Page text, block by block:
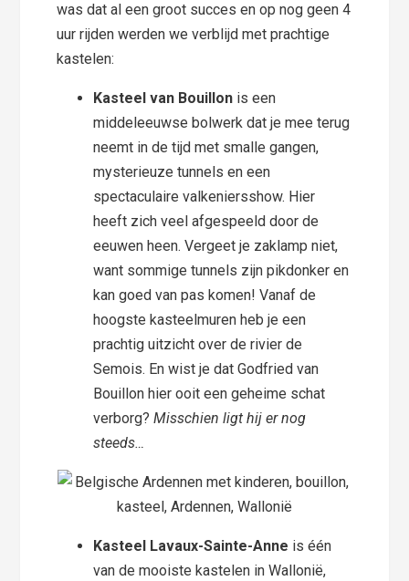
was dat al een groot succes en op nog geen 4
uur rijden werden we verblijd met prachtige
kastelen:
Kasteel van Bouillon is een
middeleeuwse bolwerk dat je mee terug
neemt in de tijd met smalle gangen,
mysterieuze tunnels en een
spectaculaire valkeniersshow. Hier
heeft zich veel afgespeeld door de
eeuwen heen. Vergeet je zaklamp niet,
want sommige tunnels zijn pikdonker en
kan goed van pas komen! Vanaf de
hoogste kasteelmuren heb je een
prachtig uitzicht over de rivier de
Semois. En wist je dat Godfried van
Bouillon hier ooit een geheime schat
verborg?Misschien ligt hij er nog
steeds…
Kasteel Lavaux-Sainte-Anne is één
van de mooiste kastelen in Wallonië,